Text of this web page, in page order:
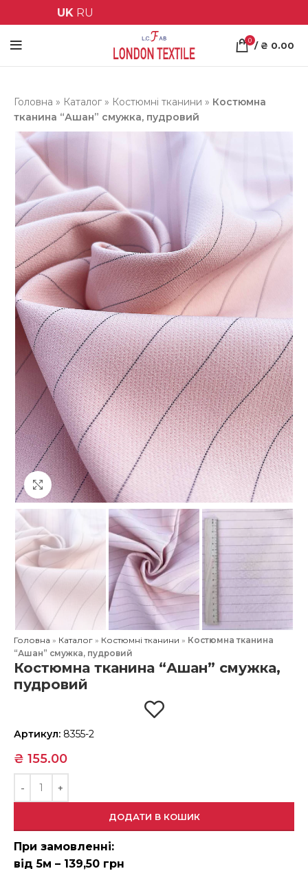
UK RU
0 / ₴ 0.00
Головна » Каталог » Костюмні тканини » Костюмна
тканина “Ашан” смужка, пудровий
Клацніть, щоб збільшити
Головна » Каталог » Костюмні тканини » Костюмна тканина
“Ашан” смужка, пудровий
Костюмна тканина “Ашан” смужка,
пудровий
Артикул: 8355-2
₴ 155.00
ДОДАТИ В КОШИК
При замовленні:
від 5м – 139,50 грн